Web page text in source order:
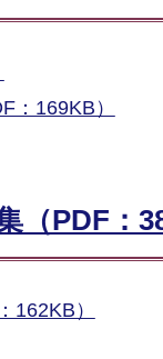
169KB）
PDF：
）